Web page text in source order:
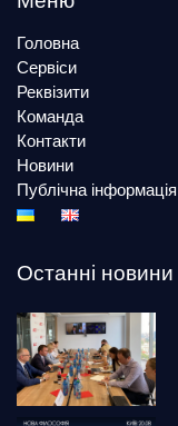
Головна
Сервіси
Реквізити
Команда
Контакти
Новини
Публічна інформація
Останні новини